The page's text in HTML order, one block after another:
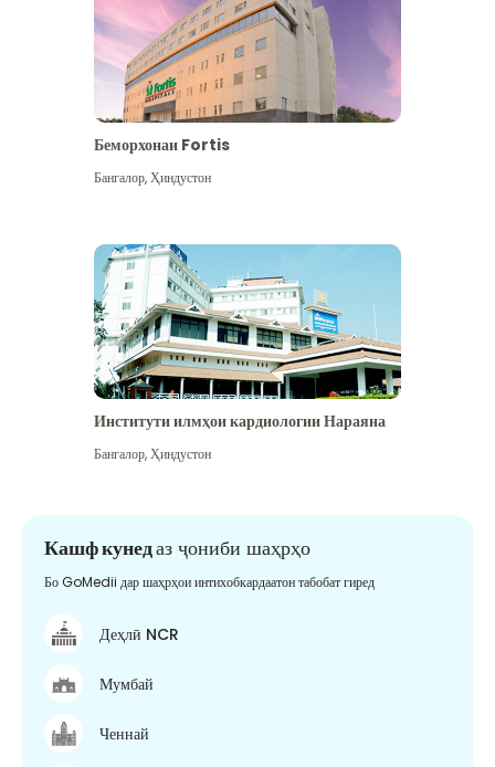
Беморхонаи Fortis
Бангалор,Ҳиндустон
Институти илмҳои кардиологии Нараяна
Бангалор,Ҳиндустон
Кашф кунедаз ҷониби шаҳрҳо
Бо GoMedii дар шаҳрҳои интихобкардаатон табобат гиред
Деҳлӣ NCR
Мумбай
Ченнай